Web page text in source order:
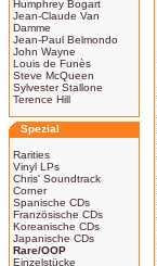
Humphrey Bogart
Jean-Claude Van
Damme
Jean-Paul Belmondo
John Wayne
Louis de Funès
Steve McQueen
Sylvester Stallone
Terence Hill
Spezial
Rarities
Vinyl LPs
Chris' Soundtrack
Corner
Spanische CDs
Französische CDs
Koreanische CDs
Japanische CDs
Rare/OOP
Einzelstücke